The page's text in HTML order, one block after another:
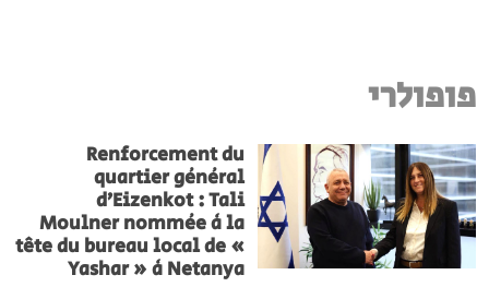
פופולרי
Renforcement du
quartier général
d’Eizenkot : Tali
Moulner nommée à la
tête du bureau local de «
Yashar » à Netanya